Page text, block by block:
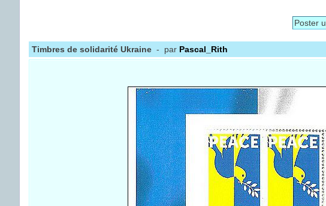
Poster
Timbres de solidarité Ukraine - par Pascal_Rith